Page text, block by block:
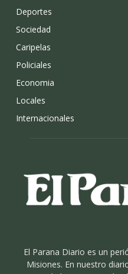
Deportes
Sociedad
Caripelas
Policiales
Economia
Locales
Internacionales
El Parana Diario es un
Misiones. En nuestro